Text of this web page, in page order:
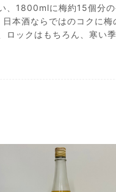
、1800mlに梅約15個分の
本酒ならではのコクに梅
ロックはもちろん、寒い